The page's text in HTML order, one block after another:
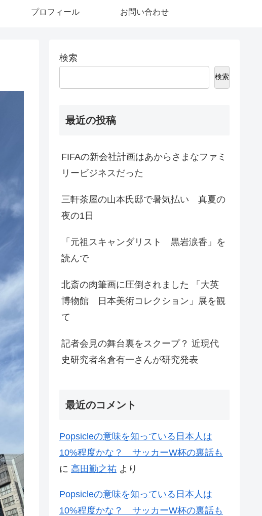
プロフィール お問い合わせ
検索
検索
最近の投稿
FIFAの新会社計画はあからさまなファミ
リービジネスだった
三軒茶屋の山本氏邸で暑気払い 真夏の
夜の1日
「元祖スキャンダリスト 黒岩涙香」を
読んで
北斎の肉筆画に圧倒されました 「大英
博物館 日本美術コレクション」展を観
て
記者会見の舞台裏をスクープ？ 近現代
史研究者名倉有一さんが研究発表
最近のコメント
Popsicleの意味を知っている日本人は
10%程度かな？ サッカーW杯の裏話も
に 高田勤之祐 より
Popsicleの意味を知っている日本人は
10%程度かな？ サッカーW杯の裏話も